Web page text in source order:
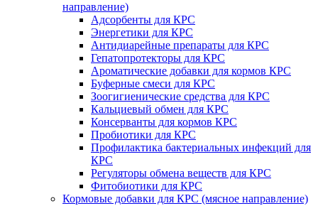
направление)
Адсорбенты для КРС
Энергетики для КРС
Антидиарейные препараты для КРС
Гепатопротекторы для КРС
Ароматические добавки для кормов КРС
Буферные смеси для КРС
Зоогигиенические средства для КРС
Кальциевый обмен для КРС
Консерванты для кормов КРС
Пробиотики для КРС
Профилактика бактериальных инфекций для
КРС
Регуляторы обмена веществ для КРС
Фитобиотики для КРС
Кормовые добавки для КРС (мясное направление)